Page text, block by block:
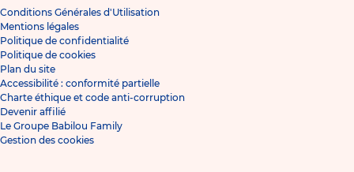
Conditions Générales d'Utilisation
Mentions légales
Politique de confidentialité
Politique de cookies
Plan du site
Accessibilité : conformité partielle
Charte éthique et code anti-corruption
Devenir affilié
Le Groupe Babilou Family
Gestion des cookies